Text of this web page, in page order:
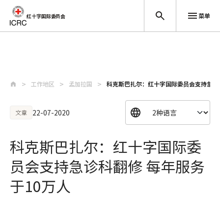
红十字国际委员会 菜单
工作地区 孟加拉国 科克斯巴扎尔：红十字国际委员会支持急
文章 22-07-2020
科克斯巴扎尔：红十字国际委
员会支持急诊科翻修 每年服务
于10万人